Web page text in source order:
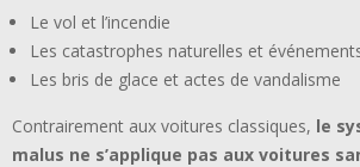
Le vol et l’incendie
Les catastrophes naturelles et
Les bris de glace et actes de vandalisme
Contrairement aux voitures classiques, le
malus ne s’applique pas aux voitures